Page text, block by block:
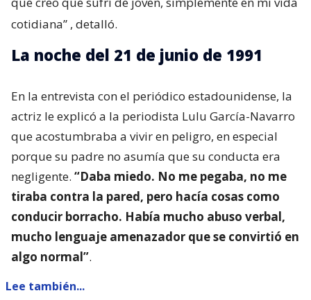
cotidiana” , detalló.
La noche del 21 de junio de 1991
En la entrevista con el periódico estadounidense, la
actriz le explicó a la periodista Lulu García-Navarro
que acostumbraba a vivir en peligro, en especial
porque su padre no asumía que su conducta era
negligente. “Daba miedo. No me pegaba, no me
tiraba contra la pared, pero hacía cosas como
conducir borracho. Había mucho abuso verbal,
mucho lenguaje amenazador que se convirtió en
algo normal”.
Lee también...